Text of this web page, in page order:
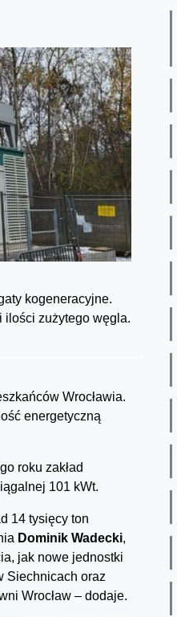
kogeneracyjne.
ilości zużytego węgla.
Wrocławia.
energetyczną
roku zakład
101 kWt.
14 tysięcy ton
Dominik Wadecki,
jak nowe jednostki
Siechnicach oraz
Wrocław – dodaje.